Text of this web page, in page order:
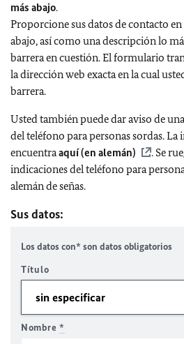
más abajo.
Proporcione sus datos de contacto
abajo, así como una descripción lo
barrera en cuestión. El formulario
la dirección web exacta en la cual
barrera.
Usted también puede dar aviso de
del teléfono para personas sordas.
encuentraaquí (en alemán)
. Se
indicaciones del teléfono para
alemán de señas.
Sus datos:
Los datos con* son datos obligatorios
Título
Nombre *